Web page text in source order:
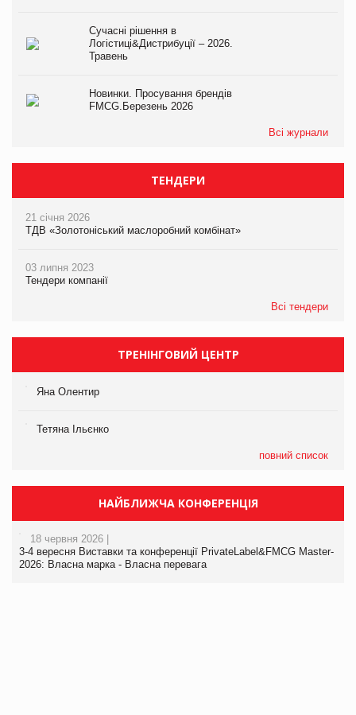
Сучасні рішення в
Логістиці&Дистрибуції – 2026.
Травень
Новинки. Просування брендів
FMCG.Березень 2026
Всі журнали
ТЕНДЕРИ
21 січня 2026
ТДВ «Золотоніський маслоробний комбінат»
03 липня 2023
Тендери компанії
Всі тендери
ТРЕНІНГОВИЙ ЦЕНТР
Яна Олентир
Тетяна Ільєнко
повний список
НАЙБЛИЖЧА КОНФЕРЕНЦІЯ
18 червня 2026 |
3-4 вересня Виставки та конференції PrivateLabel&FMCG Master-
2026: Власна марка - Власна перевага